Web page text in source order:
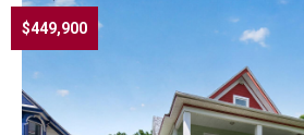
$449,900